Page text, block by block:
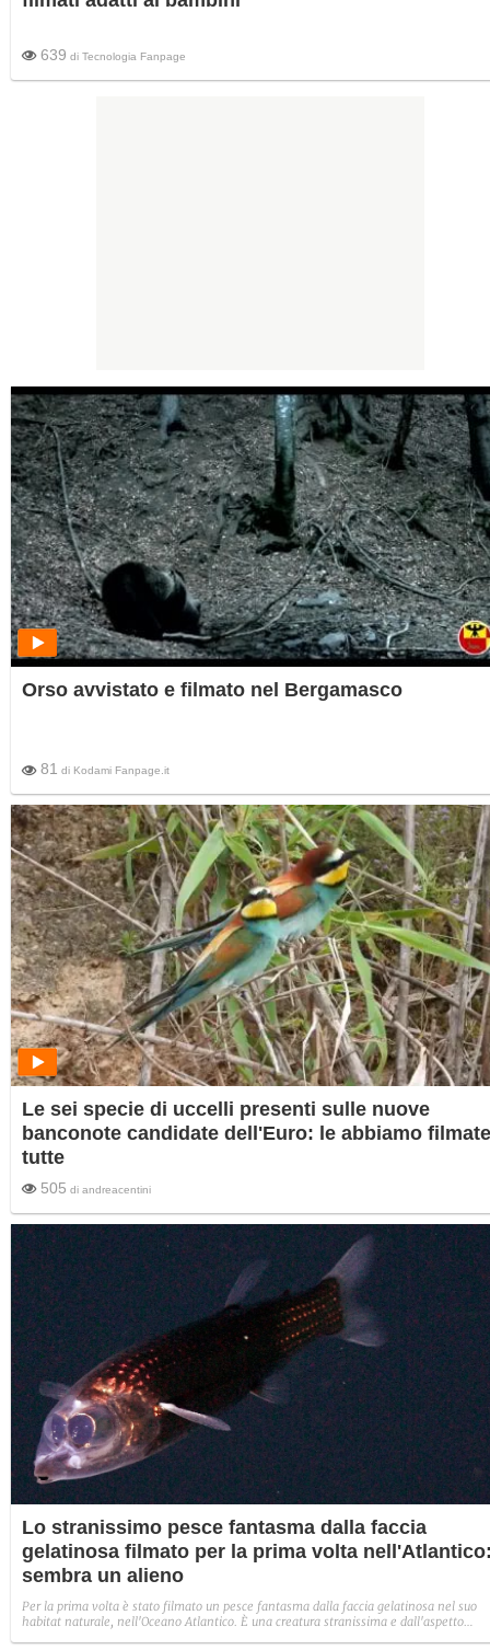
639 di Tecnologia Fanpage
Orso avvistato e filmato nel Bergamasco
81 di Kodami Fanpage.it
Le sei specie di uccelli presenti sulle nuove
banconote candidate dell'Euro: le abbiamo filmate
tutte
505 di andreacentini
Lo stranissimo pesce fantasma dalla faccia
gelatinosa filmato per la prima volta
sembra un alieno
Per la prima volta è stato filmato un pesce fantasma dalla faccia gelatinosa nel suo
habitat naturale, nell'Oceano Atlantico. È una creatura stranissima e dall'aspetto